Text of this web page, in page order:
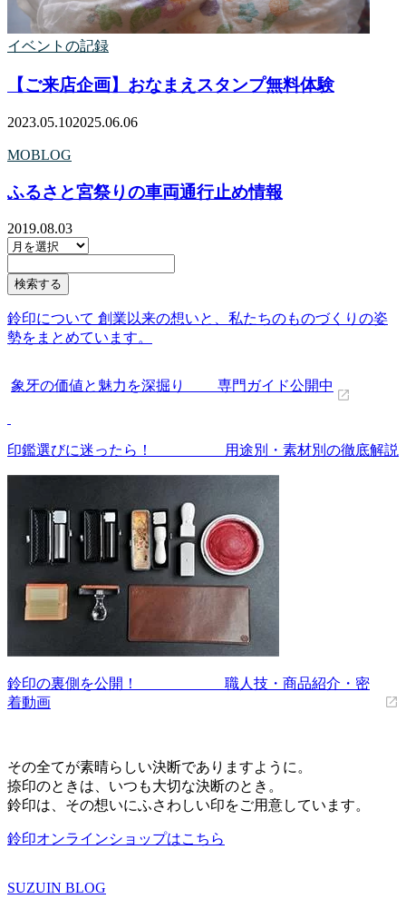
イベントの記録
【ご来店企画】おなまえスタンプ無料体験
2023.05.102025.06.06
MOBLOG
ふるさと宮祭りの車両通行止め情報
2019.08.03
鈴印について 創業以来の想いと、私たちのものづくりの姿
勢をまとめています。
象牙の価値と魅力を深掘り 専門ガイド公開中
印鑑選びに迷ったら！ 用途別・素材別の徹底解説
鈴印の裏側を公開！ 職人技・商品紹介・密
着動画
その全てが素晴らしい決断でありますように。
捺印のときは、いつも大切な決断のとき。
鈴印は、その想いにふさわしい印をご用意しています。
鈴印オンラインショップはこちら
SUZUIN BLOG